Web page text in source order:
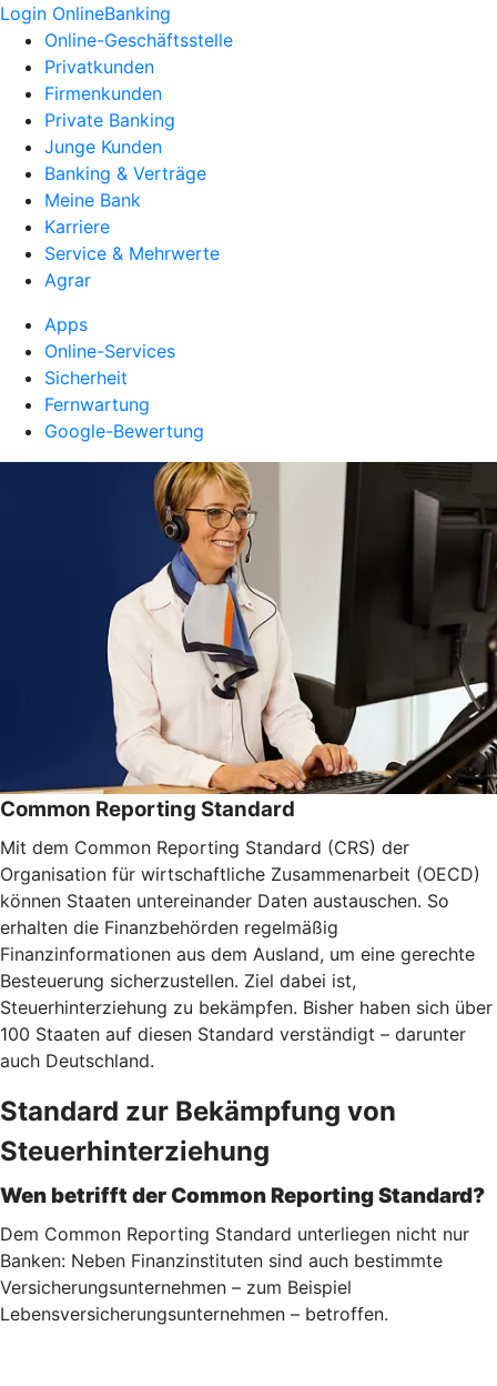
Login OnlineBanking
Online-Geschäftsstelle
Privatkunden
Firmenkunden
Private Banking
Junge Kunden
Banking & Verträge
Meine Bank
Karriere
Service & Mehrwerte
Agrar
Apps
Online-Services
Sicherheit
Fernwartung
Google-Bewertung
Common Reporting Standard
Mit dem Common Reporting Standard (CRS) der
Organisation für wirtschaftliche Zusammenarbeit (OECD)
können Staaten untereinander Daten austauschen. So
erhalten die Finanzbehörden regelmäßig
Finanzinformationen aus dem Ausland, um eine gerechte
Besteuerung sicherzustellen. Ziel dabei ist,
Steuerhinterziehung zu bekämpfen. Bisher haben sich über
100 Staaten auf diesen Standard verständigt – darunter
auch Deutschland.
Standard zur Bekämpfung von
Steuerhinterziehung
Wen betrifft der Common Reporting Standard?
Dem Common Reporting Standard unterliegen nicht nur
Banken: Neben Finanzinstituten sind auch bestimmte
Versicherungsunternehmen – zum Beispiel
Lebensversicherungs­unternehmen – betroffen.